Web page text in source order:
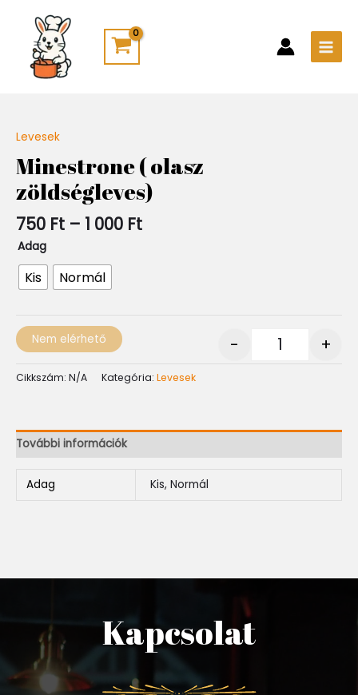
content
Levesek
Minestrone ( olasz
zöldségleves)
750 Ft – 1 000 Ft
750 Ft
-
1
000 Ft
Adag
Kis Normál
- +
Nem elérhető
Cikkszám: N/A Kategória: Levesek
További információk
Adag Kis, Normál
Kapcsolat